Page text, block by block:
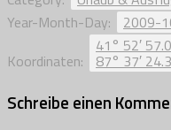
Year-Month-Day:
2009-
Koordinaten:
41° 52′
87° 37′
Schreibe einen